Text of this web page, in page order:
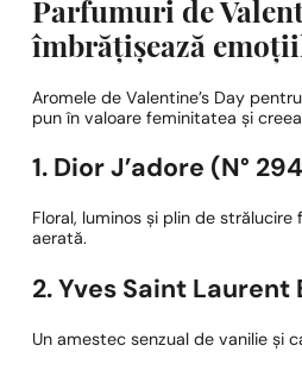
Parfumuri de
îmbrățișează
Aromele de Valentine’s Day
pun în valoare feminitatea și
1. Dior J’adore (N°
Floral, luminos și plin de
aerată.
2. Yves Saint Laurent
Un amestec senzual de vanilie și